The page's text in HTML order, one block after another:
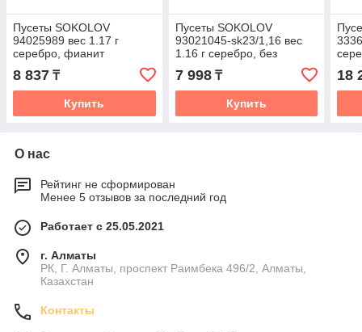
Пусеты SOKOLOV
94025989 вес 1.17 г
серебро, фианит
8 837 ₸
Купить
Пусеты SOKOLOV
93021045-sk23/1,16 вес
1.16 г серебро, без
7 998₸
Купить
18
О нас
Рейтинг не сформирован
Менее 5 отзывов за последний год
Работает с 25.05.2021
г. Алматы
РК, Г. Алматы, проспект Раимбека 496/2, Алматы,
Казахстан
Контакты